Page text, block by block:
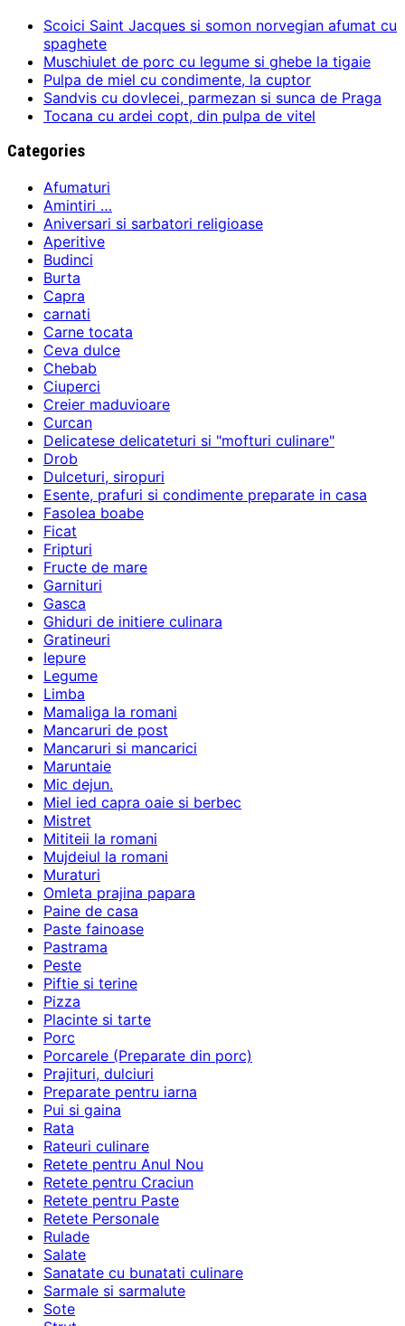
Scoici Saint Jacques si somon norvegian afumat cu
spaghete
Muschiulet de porc cu legume si ghebe la tigaie
Pulpa de miel cu condimente, la cuptor
Sandvis cu dovlecei, parmezan si sunca de Praga
Tocana cu ardei copt, din pulpa de vitel
Categories
Afumaturi
Amintiri …
Aniversari si sarbatori religioase
Aperitive
Budinci
Burta
Capra
carnati
Carne tocata
Ceva dulce
Chebab
Ciuperci
Creier maduvioare
Curcan
Delicatese delicateturi si "mofturi culinare"
Drob
Dulceturi, siropuri
Esente, prafuri si condimente preparate in casa
Fasolea boabe
Ficat
Fripturi
Fructe de mare
Garnituri
Gasca
Ghiduri de initiere culinara
Gratineuri
Iepure
Legume
Limba
Mamaliga la romani
Mancaruri de post
Mancaruri si mancarici
Maruntaie
Mic dejun.
Miel ied capra oaie si berbec
Mistret
Mititeii la romani
Mujdeiul la romani
Muraturi
Omleta prajina papara
Paine de casa
Paste fainoase
Pastrama
Peste
Piftie si terine
Pizza
Placinte si tarte
Porc
Porcarele (Preparate din porc)
Prajituri, dulciuri
Preparate pentru iarna
Pui si gaina
Rata
Rateuri culinare
Retete pentru Anul Nou
Retete pentru Craciun
Retete pentru Paste
Retete Personale
Rulade
Salate
Sanatate cu bunatati culinare
Sarmale si sarmalute
Sote